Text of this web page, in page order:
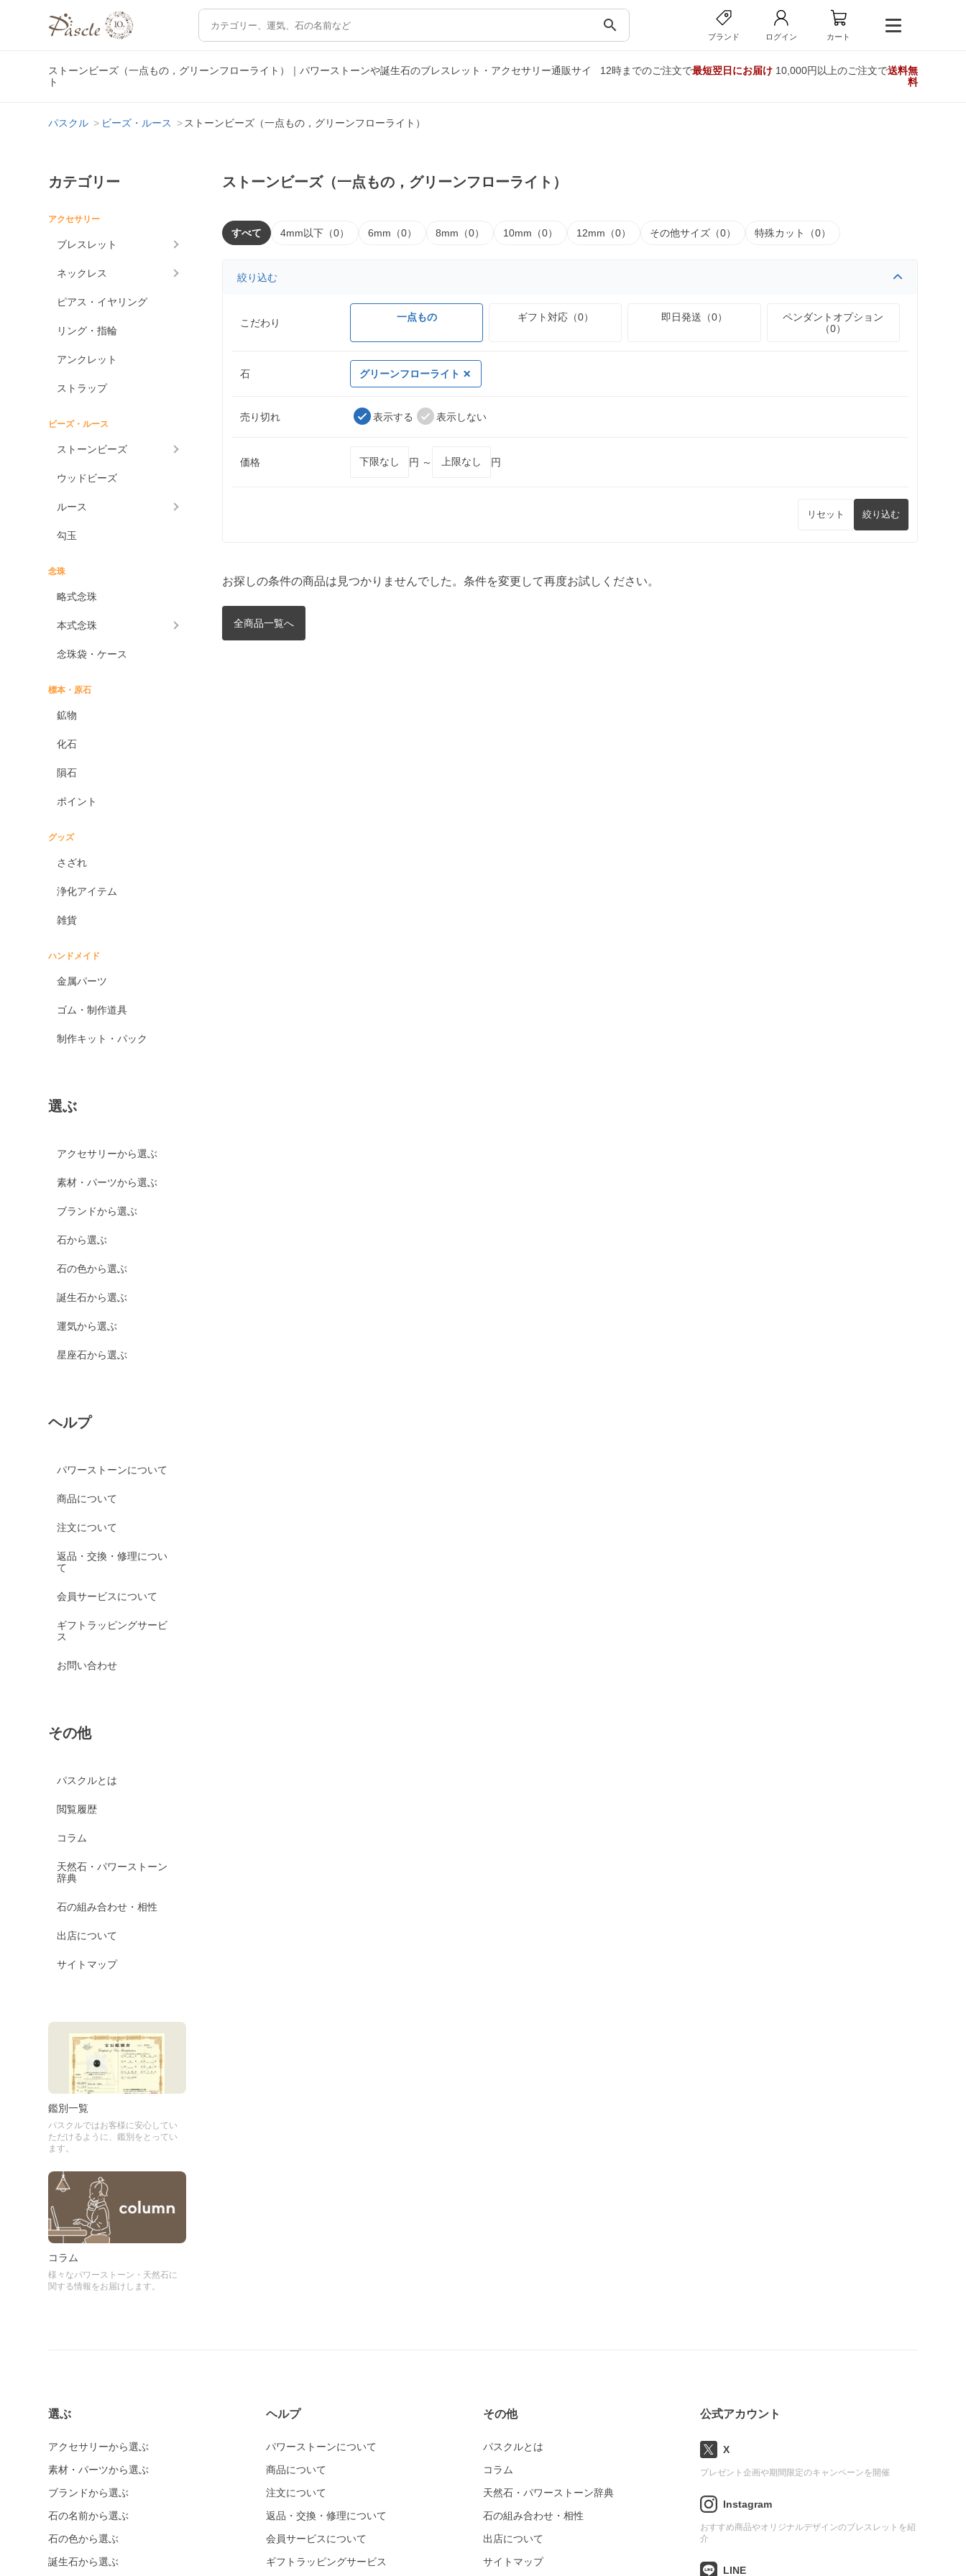
search
ブランド ログイン カート
ストーンビーズ（一点もの，グリーンフローライト）｜パワーストーンや誕生石のブレスレット・アクセサリー通販サイ
ト
12時までのご注文で最短翌日にお届け10,000円以上のご注文で送料無
料
パスクル ビーズ・ルース ストーンビーズ（一点もの，グリーンフローライト）
カテゴリー
アクセサリー
ブレスレット
ネックレス
ピアス・イヤリング
リング・指輪
アンクレット
ストラップ
ビーズ・ルース
ストーンビーズ
ウッドビーズ
ルース
勾玉
念珠
略式念珠
本式念珠
念珠袋・ケース
標本・原石
鉱物
化石
隕石
ポイント
グッズ
さざれ
浄化アイテム
雑貨
ハンドメイド
金属パーツ
ゴム・制作道具
制作キット・パック
選ぶ
アクセサリーから選ぶ
素材・パーツから選ぶ
ブランドから選ぶ
石から選ぶ
石の色から選ぶ
誕生石から選ぶ
運気から選ぶ
星座石から選ぶ
ヘルプ
パワーストーンについて
商品について
注文について
返品・交換・修理につい
て
会員サービスについて
ギフトラッピングサービ
ス
お問い合わせ
その他
パスクルとは
閲覧履歴
コラム
天然石・パワーストーン
辞典
石の組み合わせ・相性
出店について
サイトマップ
鑑別一覧
パスクルではお客様に安心してい
ただけるように、鑑別をとってい
ます。
コラム
様々なパワーストーン・天然石に
関する情報をお届けします。
ストーンビーズ（一点もの，グリーンフローライト）
すべて 4mm以下（0） 6mm（0） 8mm（0） 10mm（0） 12mm（0） その他サイズ（0） 特殊カット（0）
絞り込む
こだわり 一点もの ギフト対応（0） 即日発送（0）
ペンダントオプション
（0）
石 グリーンフローライト
売り切れ 表示する 表示しない
価格 円 ～ 円
リセット 絞り込む
お探しの条件の商品は見つかりませんでした。条件を変更して再度お試しください。
全商品一覧へ
選ぶ
アクセサリーから選ぶ
素材・パーツから選ぶ
ブランドから選ぶ
石の名前から選ぶ
石の色から選ぶ
誕生石から選ぶ
ヘルプ
パワーストーンについて
商品について
注文について
返品・交換・修理について
会員サービスについて
ギフトラッピングサービス
その他
パスクルとは
コラム
天然石・パワーストーン辞典
石の組み合わせ・相性
出店について
サイトマップ
公式アカウント
X
プレゼント企画や期間限定のキャンペーンを開催
Instagram
おすすめ商品やオリジナルデザインのブレスレットを紹
介
LINE